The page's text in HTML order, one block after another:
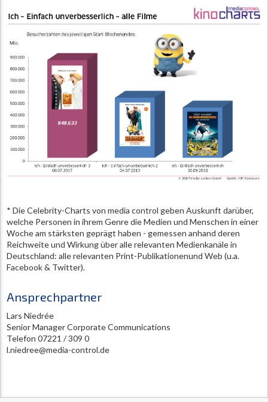
* Die Celebrity-Charts von media control geben Auskunft darüber,
welche Personen in ihrem Genre die Medien und Menschen in einer
Woche am stärksten geprägt haben - gemessen anhand deren
Reichweite und Wirkung über alle relevanten Medienkanäle in
Deutschland: alle relevanten Print-Publikationenund Web (u.a.
Facebook & Twitter).
Ansprechpartner
Lars Niedrée
Senior Manager Corporate Communications
Telefon 07221 / 309 0
l.niedree@media-control.de